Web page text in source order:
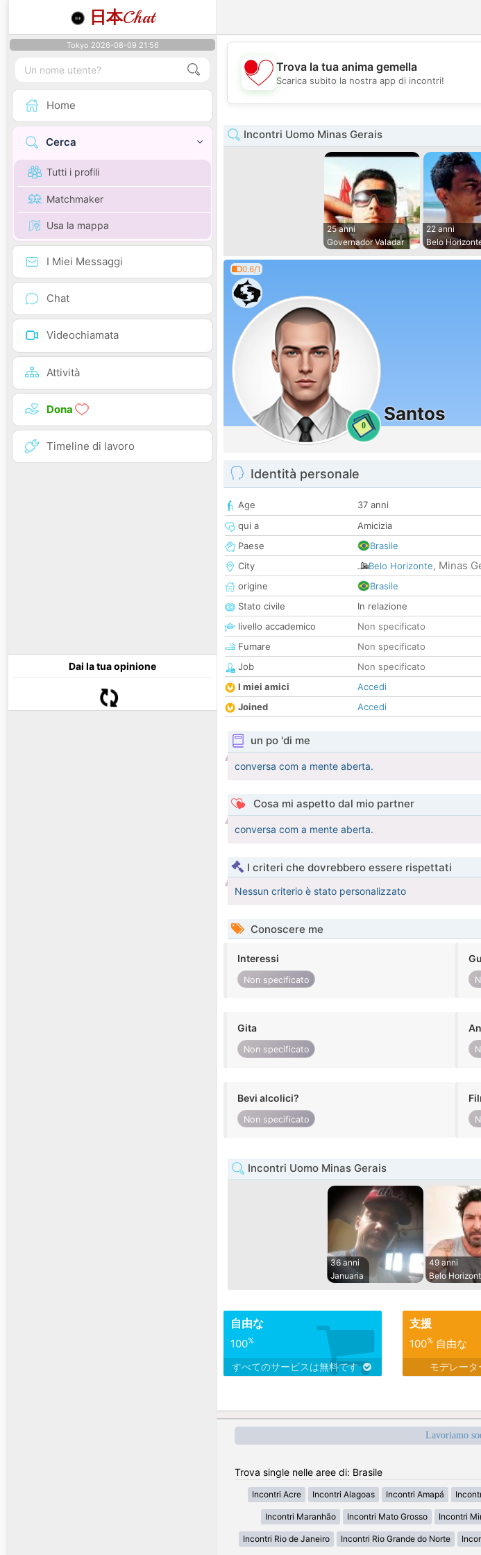
日本Chat
Tokyo 2026-08-09 21:56
Home
Cerca
Tutti i profili
Matchmaker
Usa la mappa
I Miei Messaggi
Chat
Videochiamata
Attività
Dona
Timeline di lavoro
Dai la tua opinione
💖
Trova la tua anima gemella
Scarica subito la nostra app di incontri!
Incontri Uomo Minas Gerais
25 anni
Governador Valadar
22 anni
Belo
0.6/1
0
Santos
Identità personale
Age
37 anni
qui a
Amicizia
Paese
Brasile
City
Belo Horizonte, Minas
origine
Brasile
Stato civile
In relazione
livello accademico
Non specificato
Fumare
Non specificato
Job
Non specificato
I miei amici
Accedi
Joined
Accedi
un po 'di me
conversa com a mente aberta.
Cosa mi aspetto dal mio partner
conversa com a mente aberta.
I criteri che dovrebbero essere rispettati
Nessun criterio è stato personalizzato
Conoscere me
Interessi
Non specificato
Gita
Non specificato
Bevi alcolici?
Non specificato
Incontri Uomo Minas Gerais
36 anni
Januaria
49 anni
Belo
自由な
100%
すべてのサービスは無料です
支援
100%自由な
モデレータ
Lavoriamo
Trova single nelle aree di: Brasile
Incontri Acre Incontri Alagoas Incontri Amapá
Incontri Maranhão Incontri Mato Grosso Incontri
Incontri Rio de Janeiro Incontri Rio Grande do Norte